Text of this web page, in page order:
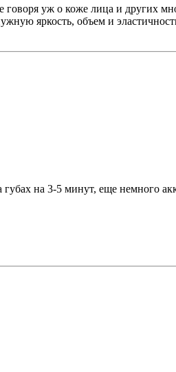
говоря уж о коже лица и других
яркость, объем и
на 3-5 минут, еще немного